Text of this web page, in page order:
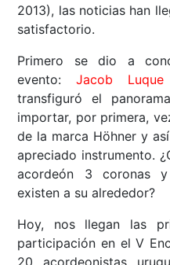
2013), las noticias han
satisfactorio.
Primero se dio a
evento:Jacob
transfiguró el
importar, por primera,
de la marca Höhner y
apreciado instrumento.
acordeón 3 coronas
existen a su alrededor?
Hoy, nos llegan las
participación en el V
20 acordeonistas